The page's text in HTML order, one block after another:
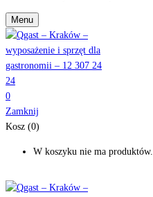
Menu
0
Zamknij
Kosz (0)
W koszyku nie ma produktów.